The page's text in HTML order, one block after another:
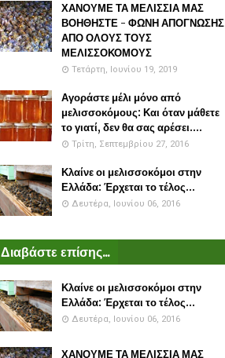
ΧΑΝΟΥΜΕ ΤΑ ΜΕΛΙΣΣΙΑ ΜΑΣ
ΒΟΗΘΗΣΤΕ - ΦΩΝΗ ΑΠΟΓΝΩΣΗΣ
ΑΠΟ ΟΛΟΥΣ ΤΟΥΣ
ΜΕΛΙΣΣΟΚΟΜΟΥΣ
Τετάρτη, Ιουνίου 19, 2019
Αγοράστε μέλι μόνο από
μελισσοκόμους: Και όταν μάθετε
το γιατί, δεν θα σας αρέσει....
Τρίτη, Σεπτεμβρίου 27, 2016
Κλαίνε οι μελισσοκόμοι στην
Ελλάδα: Έρχεται το τέλος...
Δευτέρα, Ιουνίου 06, 2016
Διαβάστε επίσης...
Κλαίνε οι μελισσοκόμοι στην
Ελλάδα: Έρχεται το τέλος...
Δευτέρα, Ιουνίου 06, 2016
ΧΑΝΟΥΜΕ ΤΑ ΜΕΛΙΣΣΙΑ ΜΑΣ